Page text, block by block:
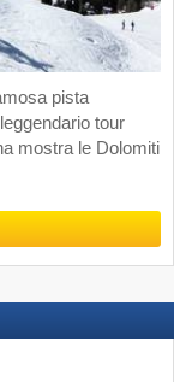
pista
tour
mostra le Dolomiti